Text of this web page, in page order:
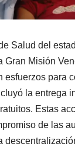
Salud del
Gran Misión
esfuerzos para
la entrega
Estas
de las